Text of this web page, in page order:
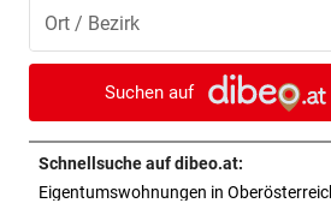
vor
Doch noch überraschende
um Kult-Wirtshaus?
„SICHER KEIN BORDELL“ vor
Stadtchefin will Schule in Bad
Ischl verkaufen
Suchen auf
Schnellsuche auf dibeo.at:
Eigentumswohnungen in